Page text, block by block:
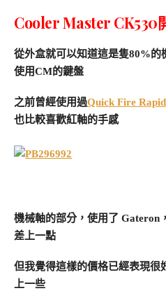
Cooler Master CK530
從外盒就可以知道這是隻80%的
使用CM的鍵盤
之前曾經使用過Quick Fire
也比較喜歡紅軸的手感
機械軸的部分，使用了 Gateron
差上一點
但我覺得這樣的價格已經表現很
上一些